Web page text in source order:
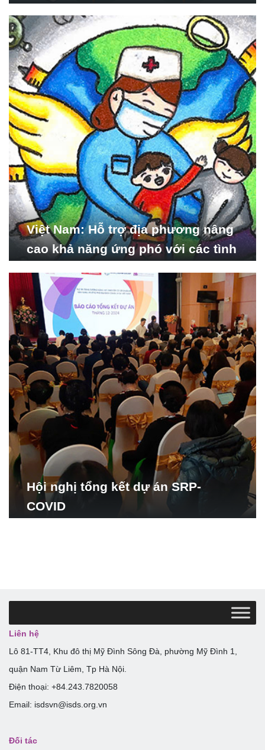
Nghiên cứu Phát triển Xã
hội_ISDS)
Việt Nam: Hỗ trợ địa phương nâng
cao khả năng ứng phó với các tình
Hội nghị tổng kết dự án SRP-
COVID
Liên hệ
Lô 81-TT4, Khu đô thị Mỹ Đình Sông Đà, phường Mỹ Đình 1,
quận Nam Từ Liêm, Tp Hà Nội.
Điện thoại: +84.243.7820058
Email: isdsvn@isds.org.vn
Đối tác